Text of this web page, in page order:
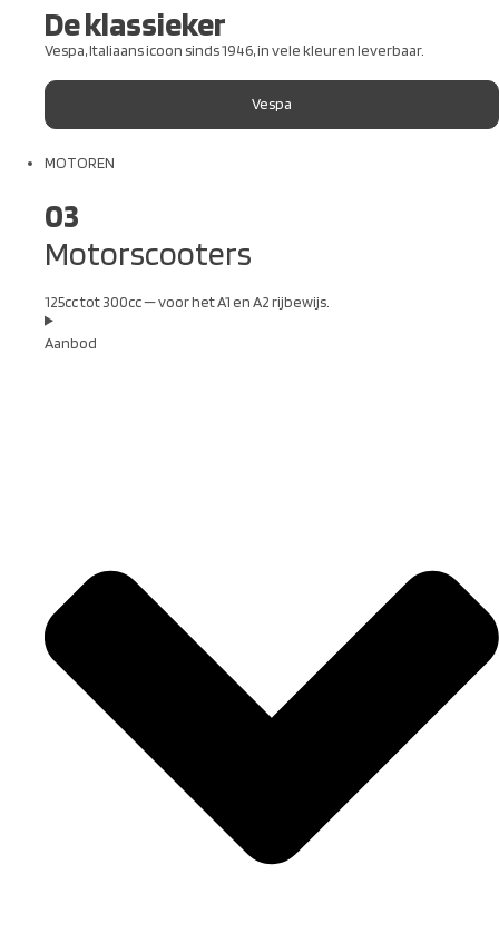
De klassieker
Vespa, Italiaans icoon sinds 1946, in vele kleuren leverbaar.
Vespa
MOTOREN
03
Motorscooters
125cc tot 300cc — voor het A1 en A2 rijbewijs.
Aanbod